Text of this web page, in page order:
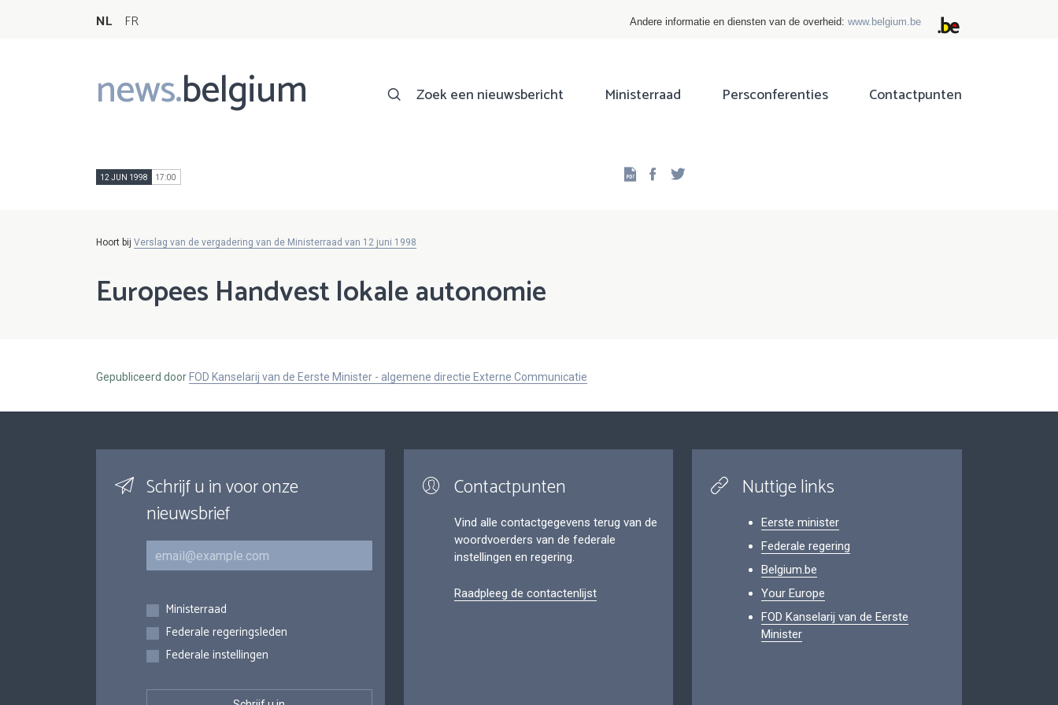
NL FR Andere informatie en diensten van de overheid: www.belgium.be
news.belgium
Main
navigation
Zoek een nieuwsbericht Ministerraad Persconferenties Contactpunten
12 JUN 1998 17:00 Facebook
Hoort bij Verslag van de vergadering van de Ministerraad van 12 juni 1998
Europees Handvest lokale autonomie
Gepubliceerd door FOD Kanselarij van de Eerste Minister - algemene directie Externe Communicatie
Schrijf u in voor onze
nieuwsbrief
E-mail
Inschrijvingen
Ministerraad
Federale regeringsleden
Federale instellingen
Contactpunten
Vind alle contactgegevens terug van de
woordvoerders van de federale
instellingen en regering.
Raadpleeg de contactenlijst
Nuttige links
Eerste minister
Federale regering
Belgium.be
Your Europe
FOD Kanselarij van de Eerste
Minister